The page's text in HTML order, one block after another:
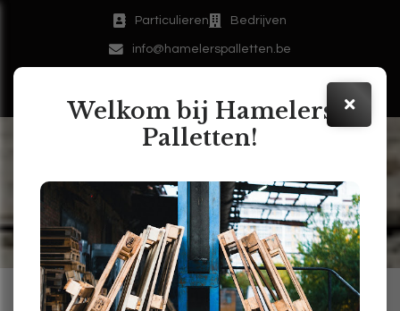
Particulieren Bedrijven
info@hamelerspalletten.be
Welkom bij Hamelers
Palletten!